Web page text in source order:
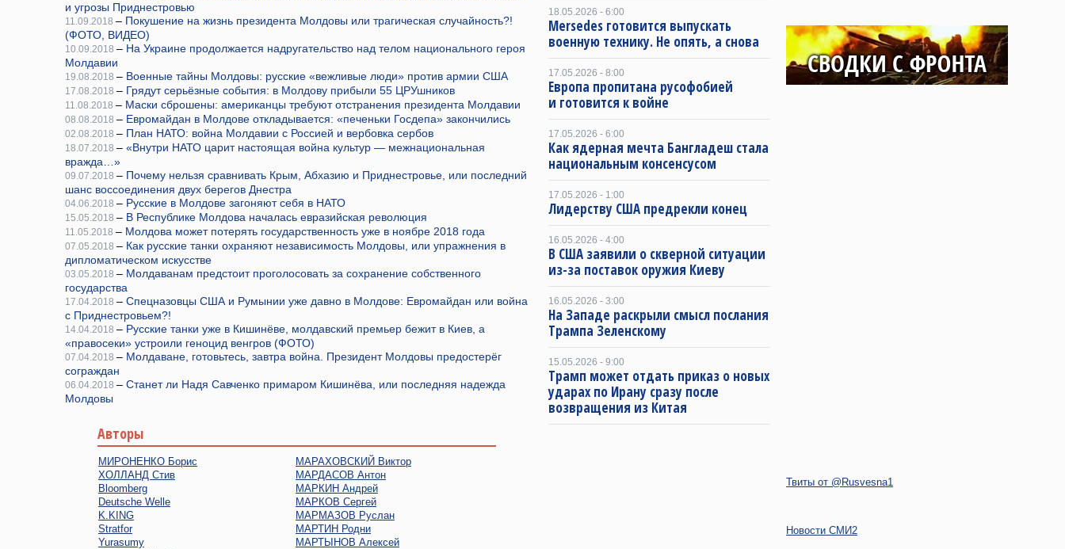
и угрозы Приднестровью
11.09.2018 – Покушение на жизнь президента Молдовы или трагическая случайность?!
(ФОТО, ВИДЕО)
10.09.2018 – На Украине продолжается надругательство над телом национального героя
Молдавии
19.08.2018 – Военные тайны Молдовы: русские «вежливые люди» против армии США
17.08.2018 – Грядут серьёзные события: в Молдову прибыли 55 ЦРУшников
11.08.2018 – Маски сброшены: американцы требуют отстранения президента Молдавии
08.08.2018 – Евромайдан в Молдове откладывается: «печеньки Госдепа» закончились
02.08.2018 – План НАТО: война Молдавии с Россией и вербовка сербов
18.07.2018 – «Внутри НАТО царит настоящая война культур — межнациональная
вражда…»
09.07.2018 – Почему нельзя сравнивать Крым, Абхазию и Приднестровье, или последний
шанс воссоединения двух берегов Днестра
04.06.2018 – Русские в Молдове загоняют себя в НАТО
15.05.2018 – В Республике Молдова началась евразийская революция
11.05.2018 – Молдова может потерять государственность уже в ноябре 2018 года
07.05.2018 – Как русские танки охраняют независимость Молдовы, или упражнения в
дипломатическом искусстве
03.05.2018 – Молдаванам предстоит проголосовать за сохранение собственного
государства
17.04.2018 – Спецназовцы США и Румынии уже давно в Молдове: Евромайдан или война
с Приднестровьем?!
14.04.2018 – Русские танки уже в Кишинёве, молдавский премьер бежит в Киев, а
«правосеки» устроили геноцид венгров (ФОТО)
07.04.2018 – Молдаване, готовьтесь, завтра война. Президент Молдовы предостерёг
сограждан
06.04.2018 – Станет ли Надя Савченко примаром Кишинёва, или последняя надежда
Молдовы
Авторы
МИРОНЕНКО Борис
МАРАХОВСКИЙ Виктор
ХОЛЛАНД Стив
МАРДАСОВ Антон
Bloomberg
МАРКИН Андрей
Deutsche Welle
МАРКОВ Сергей
K.KING
МАРМАЗОВ Руслан
Stratfor
МАРТИН Родни
Yurasumy
МАРТЫНОВ Алексей
18.05.2026 - 6:00
Mersedes готовится выпускать
военную технику. Не опять, а снова
17.05.2026 - 8:00
Европа пропитана русофобией
и готовится к войне
17.05.2026 - 6:00
Как ядерная мечта Бангладеш стала
национальным консенсусом
17.05.2026 - 1:00
Лидерству США предрекли конец
16.05.2026 - 4:00
В США заявили о скверной ситуации
из-за поставок оружия Киеву
16.05.2026 - 3:00
На Западе раскрыли смысл послания
Трампа Зеленскому
15.05.2026 - 9:00
Трамп может отдать приказ о новых
ударах по Ирану сразу после
возвращения из Китая
Твиты от @Rusvesna1
Новости СМИ2